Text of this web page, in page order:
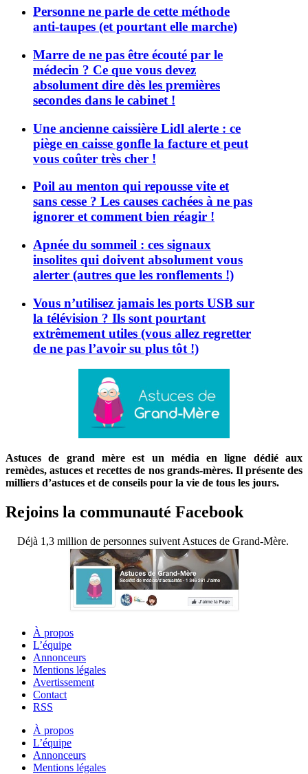
Personne ne parle de cette méthode
anti-taupes (et pourtant elle marche)
Marre de ne pas être écouté par le
médecin ? Ce que vous devez
absolument dire dès les premières
secondes dans le cabinet !
Une ancienne caissière Lidl alerte : ce
piège en caisse gonfle la facture et peut
vous coûter très cher !
Poil au menton qui repousse vite et
sans cesse ? Les causes cachées à ne pas
ignorer et comment bien réagir !
Apnée du sommeil : ces signaux
insolites qui doivent absolument vous
alerter (autres que les ronflements !)
Vous n’utilisez jamais les ports USB sur
la télévision ? Ils sont pourtant
extrêmement utiles (vous allez regretter
de ne pas l’avoir su plus tôt !)
Astuces de grand mère est un média en ligne dédié aux
remèdes, astuces et recettes de nos grands-mères. Il présente des
milliers d’astuces et de conseils pour la vie de tous les jours.
Rejoins la communauté Facebook
Déjà 1,3 million de personnes suivent Astuces de Grand-Mère.
À propos
L’équipe
Annonceurs
Mentions légales
Avertissement
Contact
RSS
À propos
L’équipe
Annonceurs
Mentions légales